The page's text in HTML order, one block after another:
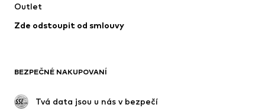
Outlet
Zde odstoupit od smlouvy
BEZPEČNÉ NAKUPOVANÍ
Tvá data jsou u nás v bezpečí